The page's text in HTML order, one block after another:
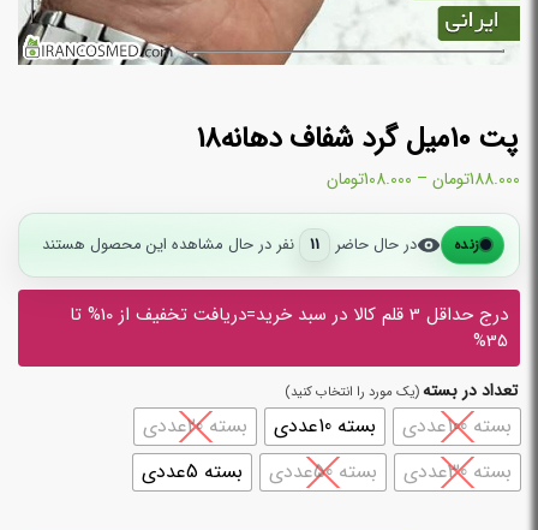
پت 10میل گرد شفاف دهانه18
188.000تومان –
108.000تومان
زنده در حال حاضر 11 نفر در حال مشاهده این محصول هستند
درج حداقل 3 قلم کالا در سبد خرید=دریافت تخفیف از 10% تا
35%
تعداد در بسته
بسته 100عددی بسته 10عددی
بسته 20عددی
بسته 30عددی
بسته 50عددی بسته 5عددی